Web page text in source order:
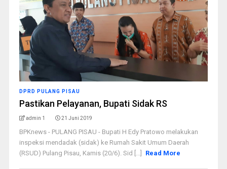
DPRD PULANG PISAU
Pastikan Pelayanan, Bupati Sidak RS
admin 1 21 Juni 2019
BPKnews - PULANG PISAU - Bupati H Edy Pratowo melakukan
inspeksi mendadak (sidak) ke Rumah Sakit Umum Daerah
(RSUD) Pulang Pisau, Kamis (20/6). Sid [...]
Read More